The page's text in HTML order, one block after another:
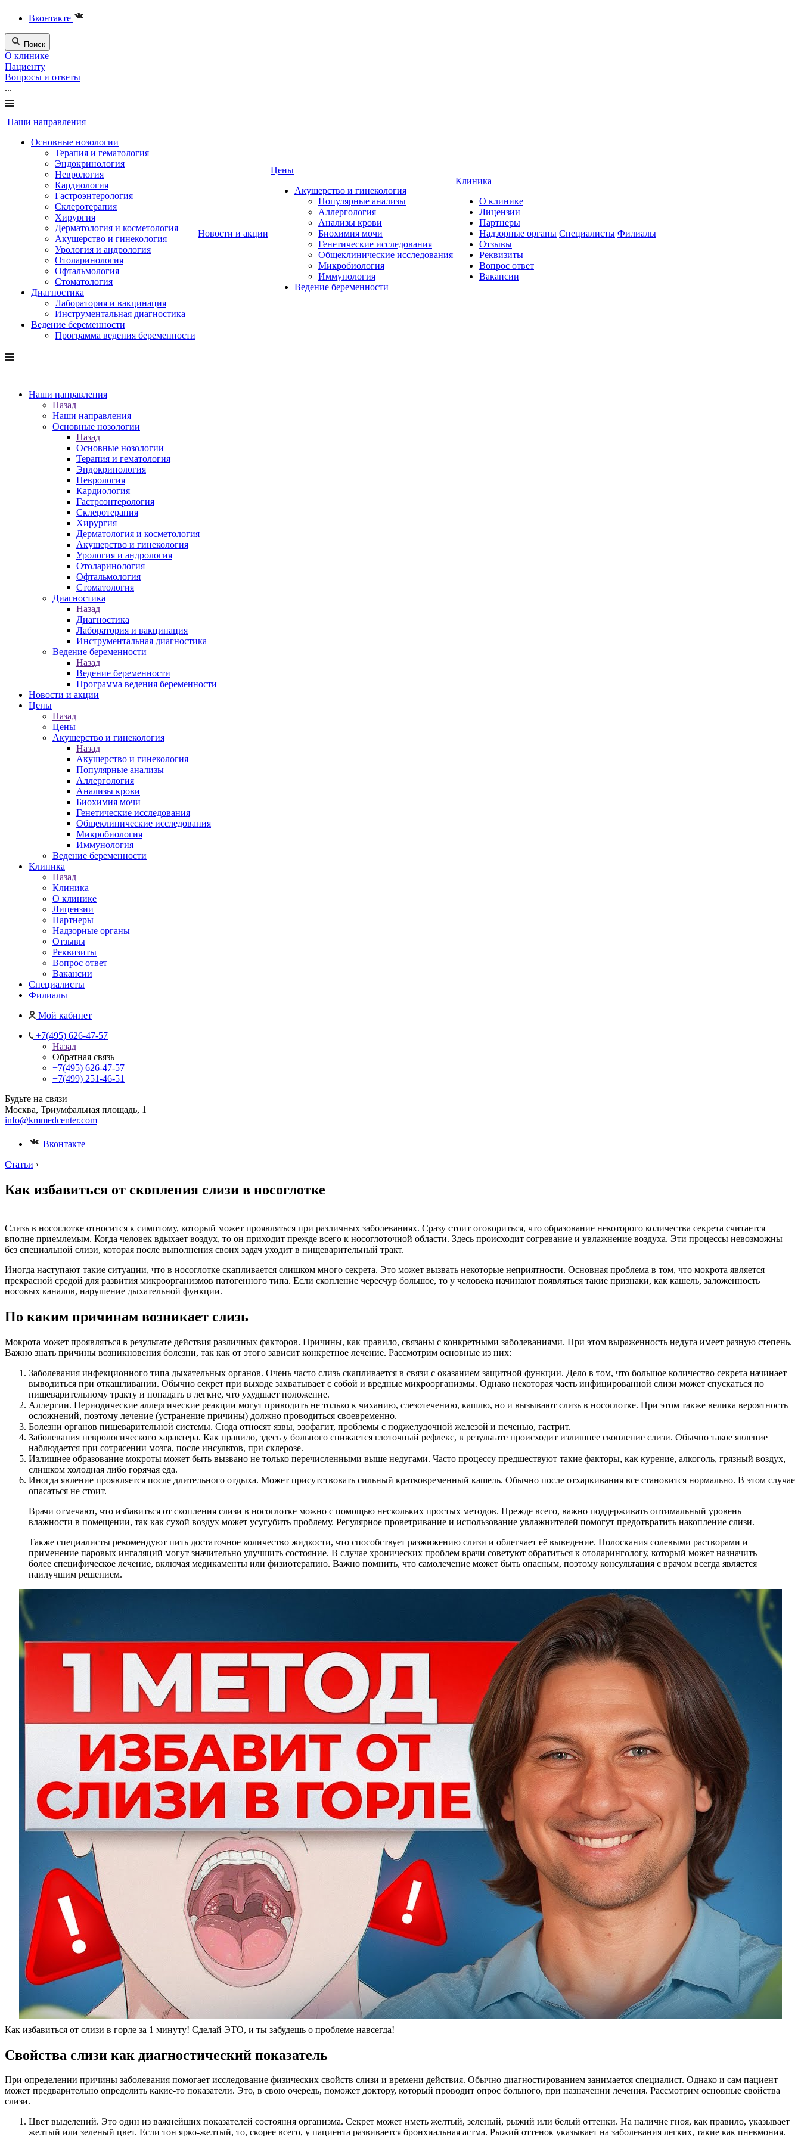
Вконтакте
Поиск
О клинике
Пациенту
Вопросы и ответы
...
Наши направления
Основные нозологии
Терапия и гематология
Эндокринология
Неврология
Кардиология
Гастроэнтерология
Склеротерапия
Хирургия
Дерматология и косметология
Акушерство и гинекология
Урология и андрология
Отоларинология
Офтальмология
Стоматология
Диагностика
Лаборатория и вакцинация
Инструментальная диагностика
Ведение беременности
Программа ведения беременности
Новости и акции
Цены
Акушерство и гинекология
Популярные анализы
Аллергология
Анализы крови
Биохимия мочи
Генетические исследования
Общеклинические исследования
Микробиология
Иммунология
Ведение беременности
Клиника
О клинике
Лицензии
Партнеры
Надзорные органы
Отзывы
Реквизиты
Вопрос ответ
Вакансии
Специалисты Филиалы
Наши направления
Назад
Наши направления
Основные нозологии
Назад
Основные нозологии
Терапия и гематология
Эндокринология
Неврология
Кардиология
Гастроэнтерология
Склеротерапия
Хирургия
Дерматология и косметология
Акушерство и гинекология
Урология и андрология
Отоларинология
Офтальмология
Стоматология
Диагностика
Назад
Диагностика
Лаборатория и вакцинация
Инструментальная диагностика
Ведение беременности
Назад
Ведение беременности
Программа ведения беременности
Новости и акции
Цены
Назад
Цены
Акушерство и гинекология
Назад
Акушерство и гинекология
Популярные анализы
Аллергология
Анализы крови
Биохимия мочи
Генетические исследования
Общеклинические исследования
Микробиология
Иммунология
Ведение беременности
Клиника
Назад
Клиника
О клинике
Лицензии
Партнеры
Надзорные органы
Отзывы
Реквизиты
Вопрос ответ
Вакансии
Специалисты
Филиалы
Мой кабинет
+7(495) 626-47-57
Назад
Обратная связь
+7(495) 626-47-57
+7(499) 251-46-51
Будьте на связи
Москва, Триумфальная площадь, 1
info@kmmedcenter.com
Вконтакте
Статьи ›
Как избавиться от скопления слизи в носоглотке
Слизь в носоглотке относится к симптому, который может проявляться при различных заболеваниях. Сразу стоит оговориться, что образование некоторого количества секрета считается
вполне приемлемым. Когда человек вдыхает воздух, то он приходит прежде всего к носоглоточной области. Здесь происходит согревание и увлажнение воздуха. Эти процессы невозможны
без специальной слизи, которая после выполнения своих задач уходит в пищеварительный тракт.
Иногда наступают такие ситуации, что в носоглотке скапливается слишком много секрета. Это может вызвать некоторые неприятности. Основная проблема в том, что мокрота является
прекрасной средой для развития микроорганизмов патогенного типа. Если скопление чересчур большое, то у человека начинают появляться такие признаки, как кашель, заложенность
носовых каналов, нарушение дыхательной функции.
По каким причинам возникает слизь
Мокрота может проявляться в результате действия различных факторов. Причины, как правило, связаны с конкретными заболеваниями. При этом выраженность недуга имеет разную степень.
Важно знать причины возникновения болезни, так как от этого зависит конкретное лечение. Рассмотрим основные из них:
Заболевания инфекционного типа дыхательных органов. Очень часто слизь скапливается в связи с оказанием защитной функции. Дело в том, что большое количество секрета начинает
выводиться при откашливании. Обычно секрет при выходе захватывает с собой и вредные микроорганизмы. Однако некоторая часть инфицированной слизи может спускаться по
пищеварительному тракту и попадать в легкие, что ухудшает положение.
Аллергии. Периодические аллергические реакции могут приводить не только к чиханию, слезотечению, кашлю, но и вызывают слизь в носоглотке. При этом также велика вероятность
осложнений, поэтому лечение (устранение причины) должно проводиться своевременно.
Болезни органов пищеварительной системы. Сюда относят язвы, эзофагит, проблемы с поджелудочной железой и печенью, гастрит.
Заболевания неврологического характера. Как правило, здесь у больного снижается глоточный рефлекс, в результате происходит излишнее скопление слизи. Обычно такое явление
наблюдается при сотрясении мозга, после инсультов, при склерозе.
Излишнее образование мокроты может быть вызвано не только перечисленными выше недугами. Часто процессу предшествуют такие факторы, как курение, алкоголь, грязный воздух,
слишком холодная либо горячая еда.
Иногда явление проявляется после длительного отдыха. Может присутствовать сильный кратковременный кашель. Обычно после отхаркивания все становится нормально. В этом случае
опасаться не стоит.
Врачи отмечают, что избавиться от скопления слизи в носоглотке можно с помощью нескольких простых методов. Прежде всего, важно поддерживать оптимальный уровень
влажности в помещении, так как сухой воздух может усугубить проблему. Регулярное проветривание и использование увлажнителей помогут предотвратить накопление слизи.
Также специалисты рекомендуют пить достаточное количество жидкости, что способствует разжижению слизи и облегчает её выведение. Полоскания солевыми растворами и
применение паровых ингаляций могут значительно улучшить состояние. В случае хронических проблем врачи советуют обратиться к отоларингологу, который может назначить
более специфическое лечение, включая медикаменты или физиотерапию. Важно помнить, что самолечение может быть опасным, поэтому консультация с врачом всегда является
наилучшим решением.
Как избавиться от слизи в горле за 1 минуту! Сделай ЭТО, и ты забудешь о проблеме навсегда!
Свойства слизи как диагностический показатель
При определении причины заболевания помогает исследование физических свойств слизи и времени действия. Обычно диагностированием занимается специалист. Однако и сам пациент
может предварительно определить какие-то показатели. Это, в свою очередь, поможет доктору, который проводит опрос больного, при назначении лечения. Рассмотрим основные свойства
слизи.
Цвет выделений. Это один из важнейших показателей состояния организма. Секрет может иметь желтый, зеленый, рыжий или белый оттенки. На наличие гноя, как правило, указывает
желтый или зеленый цвет. Если тон ярко-желтый, то, скорее всего, у пациента развивается бронхиальная астма. Рыжий оттенок указывает на заболевания легких, такие как пневмония.